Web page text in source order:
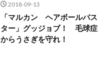
2018-09-13
「マルカン ヘアボールバス
ター」グッジョブ！ 毛球症
からうさぎを守れ！